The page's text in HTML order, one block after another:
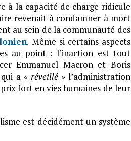
à la capacité de charge ridicule
revenait à condamner à mort
au sein de la communauté des
. Même si certains aspects
au point : l’inaction est tout
Emmanuel Macron et Boris
a « réveillé »l’administration
fort en vies humaines de leur
est décidément un système